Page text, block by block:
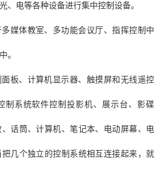
、电等各种设备进行集中控制设备。
多媒体教室、多功能会议厅、指挥控制中
。
板、计算机显示器、触摸屏和无线遥控
制系统软件控制投影机、展示台、影碟
话筒、计算机、笔记本、电动屏幕、电
几个独立的控制系统相互连接起来，就